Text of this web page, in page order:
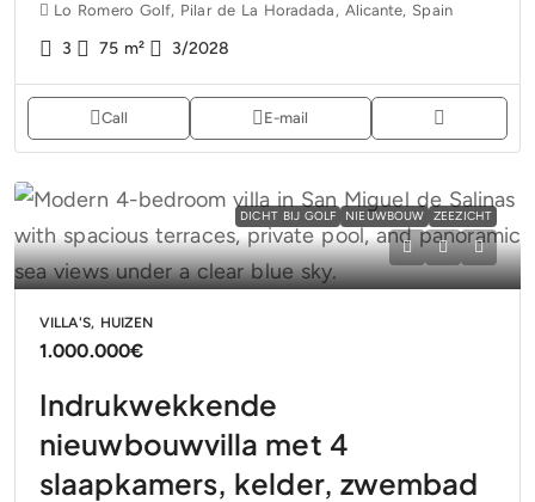
Lo Romero Golf, Pilar de La Horadada, Alicante, Spain
3 75 m² 3/2028
Call E-mail
DICHT BIJ GOLF NIEUWBOUW ZEEZICHT
VILLA'S, HUIZEN
1.000.000€
Indrukwekkende
nieuwbouwvilla met 4
slaapkamers, kelder, zwembad